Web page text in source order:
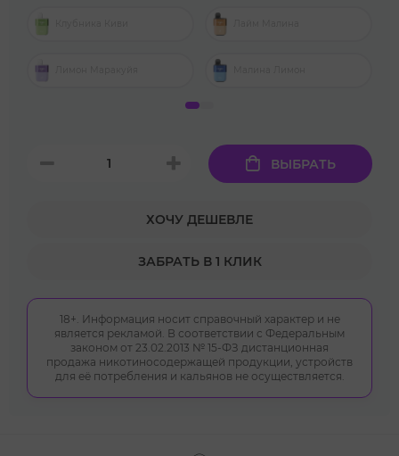
ВЫБРАТЬ
ХОЧУ ДЕШЕВЛЕ
ЗАБРАТЬ В 1 КЛИК
18+. Информация носит справочный характер и не
является рекламой. В соответствии с Федеральным
законом от 23.02.2013 № 15-ФЗ дистанционная
продажа никотиносодержащей продукции, устройств
для её потребления и кальянов не осуществляется.